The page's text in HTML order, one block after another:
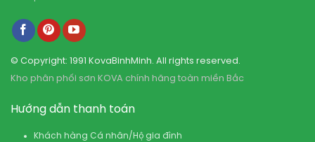
© Copyright: 1991 KovaBinhMinh. All rights reserved.
Kho phân phối sơn KOVA chính hãng toàn miền Bắc
Hướng dẫn thanh toán
Khách hàng Cá nhân/Hộ gia đình